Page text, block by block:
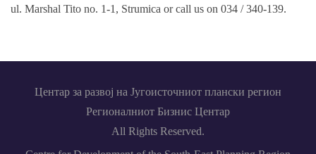
ul. Marshal Tito no. 1-1, Strumica or call us on 034 / 340-139.
Центар за развој на Југоисточниот плански регион
Регионалниот Бизнис Центар
All Rights Reserved.